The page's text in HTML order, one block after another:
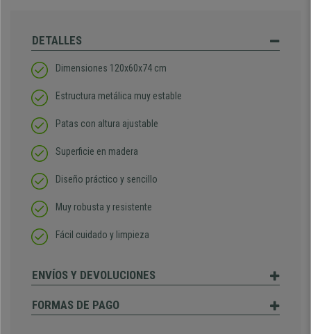
DETALLES
Dimensiones 120x60x74 cm
Estructura metálica muy estable
Patas con altura ajustable
Superficie en madera
Diseño práctico y sencillo
Muy robusta y resistente
Fácil cuidado y limpieza
ENVÍOS Y DEVOLUCIONES
FORMAS DE PAGO